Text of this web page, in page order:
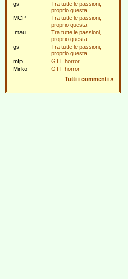
gs
Tra tutte le passioni,
proprio questa
MCP
Tra tutte le passioni,
proprio questa
.mau.
Tra tutte le passioni,
proprio questa
gs
Tra tutte le passioni,
proprio questa
mfp
GTT horror
Mirko
GTT horror
Tutti i commenti »